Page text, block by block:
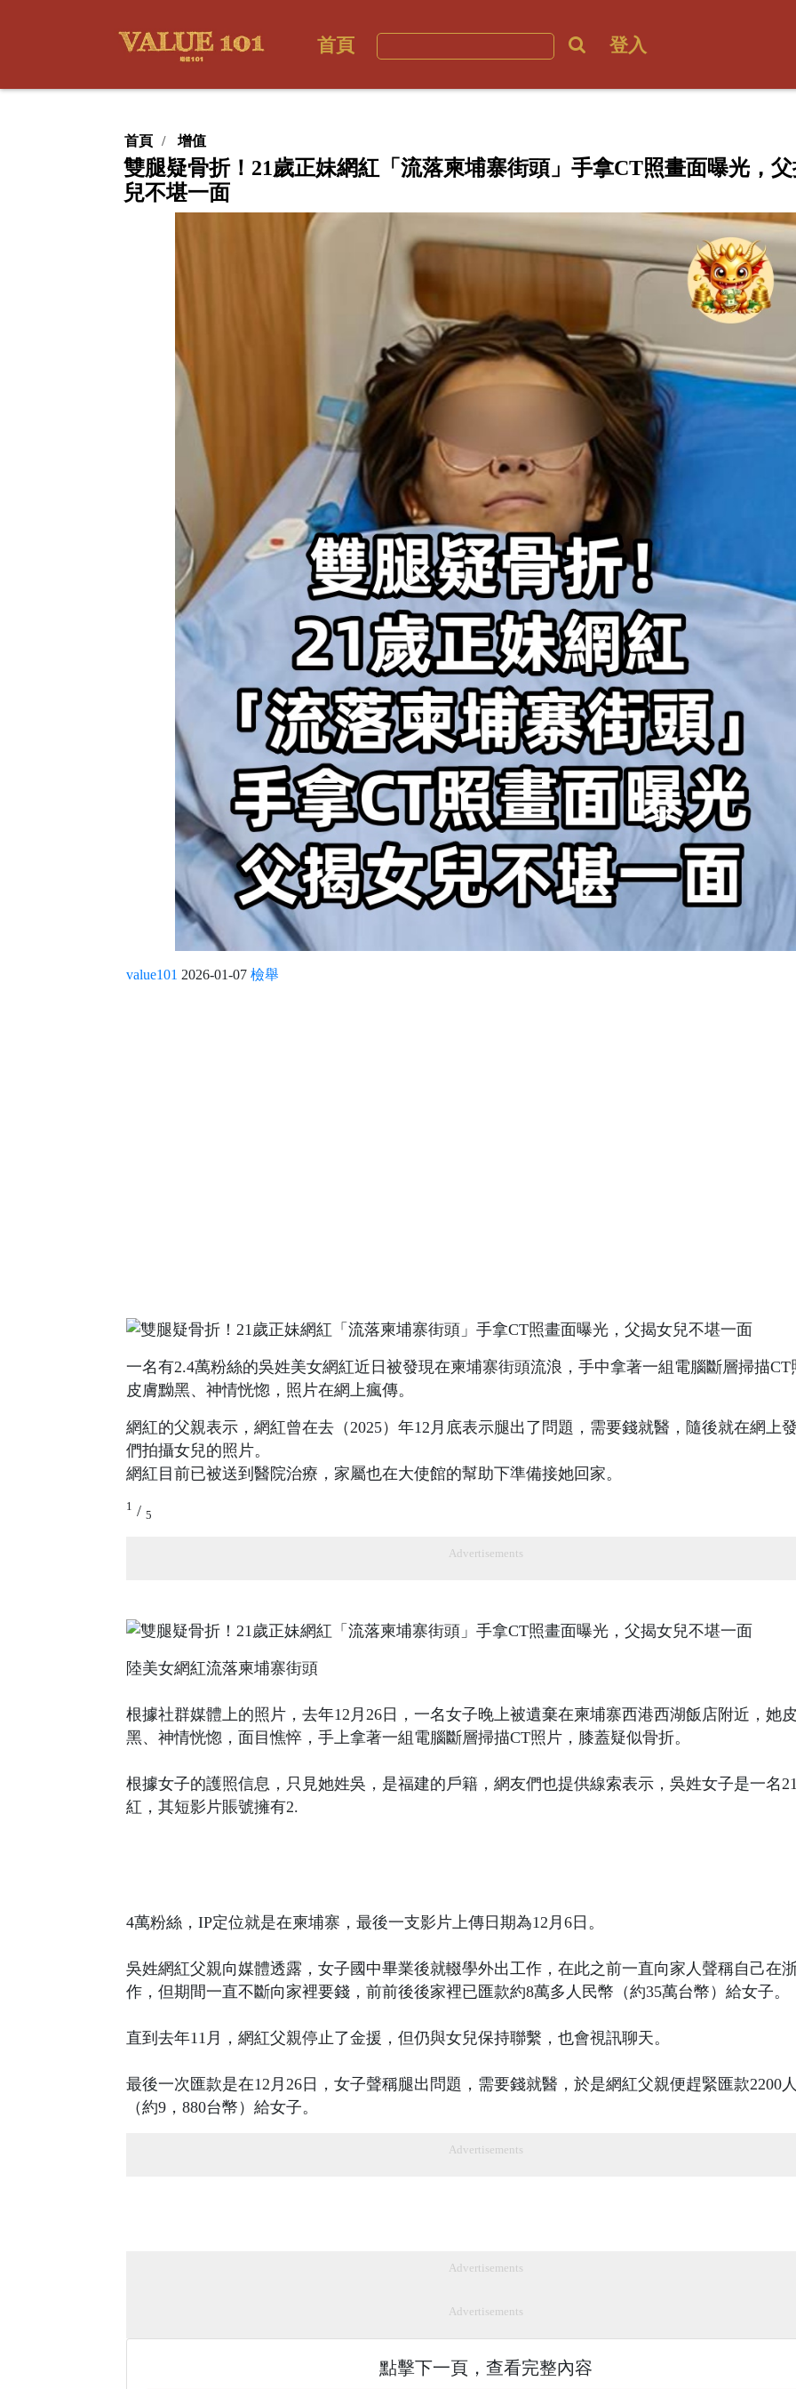
首頁 登入
首頁 增值
雙腿疑骨折！21歲正妹網紅「流落柬埔寨街頭」手拿CT照畫面曝光，
兒不堪一面
value101 2026-01-07 檢舉
一名有2.4萬粉絲的吳姓美女網紅近日被發現在柬埔寨街頭流浪，手中拿著一組電腦斷層掃描CT
皮膚黝黑、神情恍惚，照片在網上瘋傳。
網紅的父親表示，網紅曾在去（2025）年12月底表示腿出了問題，需要錢就醫，隨後就在網上
們拍攝女兒的照片。
網紅目前已被送到醫院治療，家屬也在大使館的幫助下準備接她回家。
1 / 5
Advertisements
陸美女網紅流落柬埔寨街頭
根據社群媒體上的照片，去年12月26日，一名女子晚上被遺棄在柬埔寨西港西湖飯店附近，她
黑、神情恍惚，面目憔悴，手上拿著一組電腦斷層掃描CT照片，膝蓋疑似骨折。
根據女子的護照信息，只見她姓吳，是福建的戶籍，網友們也提供線索表示，吳姓女子是一名
紅，其短影片賬號擁有2.
4萬粉絲，IP定位就是在柬埔寨，最後一支影片上傳日期為12月6日。
吳姓網紅父親向媒體透露，女子國中畢業後就輟學外出工作，在此之前一直向家人聲稱自己在
作，但期間一直不斷向家裡要錢，前前後後家裡已匯款約8萬多人民幣（約35萬台幣）給女子。
直到去年11月，網紅父親停止了金援，但仍與女兒保持聯繫，也會視訊聊天。
最後一次匯款是在12月26日，女子聲稱腿出問題，需要錢就醫，於是網紅父親便趕緊匯款2200
（約9，880台幣）給女子。
Advertisements
Advertisements
Advertisements
點擊下一頁，查看完整內容